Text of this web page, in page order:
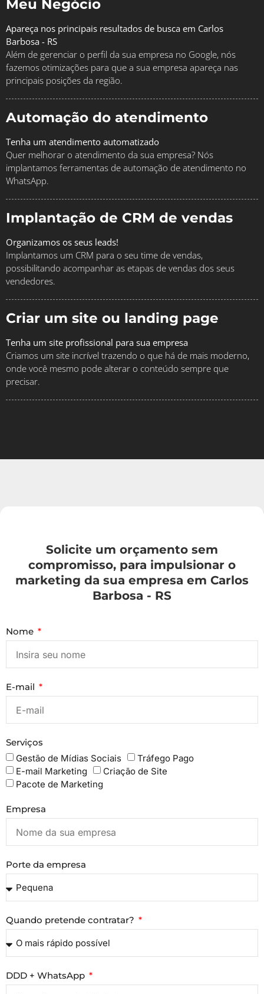
Meu Negócio
Apareça nos principais resultados de busca em Carlos
Barbosa - RS
Além de gerenciar o perfil da sua empresa no Google, nós
fazemos otimizações para que a sua empresa apareça nas
principais posições da região.
Automação do atendimento
Tenha um atendimento automatizado
Quer melhorar o atendimento da sua empresa? Nós
implantamos ferramentas de automação de atendimento no
WhatsApp.
Implantação de CRM de vendas
Organizamos os seus leads!
Implantamos um CRM para o seu time de vendas,
possibilitando acompanhar as etapas de vendas dos seus
vendedores.
Criar um site ou landing page
Tenha um site profissional para sua empresa
Criamos um site incrível trazendo o que há de mais moderno,
onde você mesmo pode alterar o conteúdo sempre que
precisar.
Solicite um orçamento sem
compromisso, para impulsionar o
marketing da sua empresa em Carlos
Barbosa - RS
Nome
E-mail
Serviços
Gestão de Mídias Sociais
Tráfego Pago
E-mail Marketing
Criação de Site
Pacote de Marketing
Empresa
Porte da empresa
Quando pretende contratar?
DDD + WhatsApp